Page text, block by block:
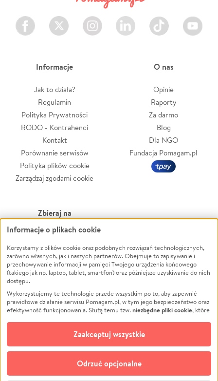
Facebook Twitter Instagram LinkedIn TikTok Youtube
Informacje
Jak to działa?
Regulamin
Polityka Prywatności
RODO - Kontrahenci
Kontakt
Porównanie serwisów
Polityka plików cookie
Zarządzaj zgodami cookie
O nas
Opinie
Raporty
Za darmo
Blog
Dla NGO
Fundacja Pomagam.pl
Zbieraj na
Leczenie
Zwierzęta
Pożar
Ukraina
Pomoc Finansowa
Projekty
Pogrzeb
Społeczność lokalna
Kultura
Powódź
Wichura
NGO
Edukacja
Podróż
Impreza
Ochrona środowiska
Biznes
Informacje o plikach cookie
Korzystamy z plików cookie oraz podobnych rozwiązań technologicznych,
zarówno własnych, jak i naszych partnerów. Obejmuje to zapisywanie i
przechowywanie informacji w pamięci Twojego urządzenia końcowego
(takiego jak np. laptop, tablet, smartfon) oraz późniejsze uzyskiwanie do nich
dostępu.
Wykorzystujemy te technologie przede wszystkim po to, aby zapewnić
prawidłowe działanie serwisu Pomagam.pl, w tym jego bezpieczeństwo oraz
efektywność funkcjonowania. Służą temu tzw.niezbędne pliki cookie, które
opcjonalnych plików cookie
technologii do celów analitycznych i retargetingowych. Możesz wyrazić
zgodę na ich stosowanie lub jej odmówić. W dowolnym momencie masz
możliwość zmiany swoich preferencji na stronie „Zarządzaj zgodami cookie”,
do której link znajdziesz w stopce serwisu Pomagam.pl. Opcjonalne pliki
cookie wykorzystywane są w następujących celach:
Odrzuć opcjonalne
Zaakceptuj wszystkie